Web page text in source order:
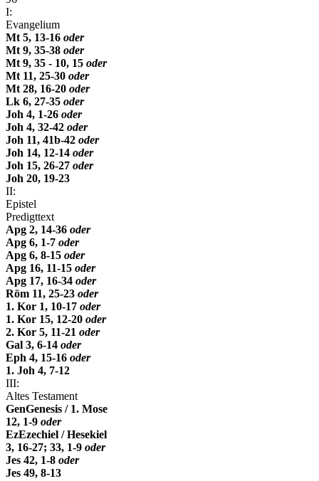
I:
Evangelium
Mt 5, 13-16 oder
Mt 9, 35-38 oder
Mt 9, 35 - 10, 15 oder
Mt 11, 25-30 oder
Mt 28, 16-20 oder
Lk 6, 27-35 oder
Joh 4, 1-26 oder
Joh 4, 32-42 oder
Joh 11, 41b-42 oder
Joh 14, 12-14 oder
Joh 15, 26-27 oder
Joh 20, 19-23
II:
Epistel
Predigttext
Apg 2, 14-36 oder
Apg 6, 1-7 oder
Apg 6, 8-15 oder
Apg 16, 11-15 oder
Apg 17, 16-34 oder
Röm 11, 25-23 oder
1. Kor 1, 10-17 oder
1. Kor 15, 12-20 oder
2. Kor 5, 11-21 oder
Gal 3, 6-14 oder
Eph 4, 15-16 oder
1. Joh 4, 7-12
III:
Altes Testament
GenGenesis / 1. Mose
12, 1-9 oder
EzEzechiel / Hesekiel
3, 16-27; 33, 1-9 oder
Jes 42, 1-8 oder
Jes 49, 8-13